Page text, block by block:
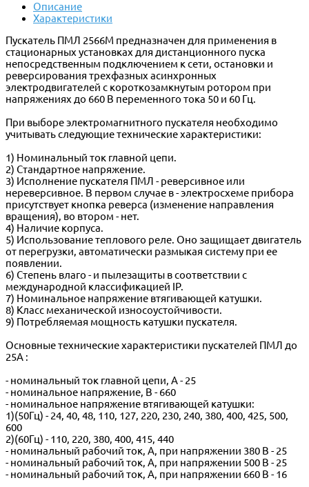
Описание
Характеристики
Пускатель ПМЛ 2566М предназначен для применения в
стационарных установках для дистанционного пуска
непосредственным подключением к сети, остановки и
реверсирования трехфазных асинхронных
электродвигателей с короткозамкнутым ротором при
напряжениях до 660 В переменного тока 50 и 60 Гц.
При выборе электромагнитного пускателя необходимо
учитывать следующие технические характеристики:
1) Номинальный ток главной цепи.
2) Стандартное напряжение.
3) Исполнение пускателя ПМЛ - реверсивное или
нереверсивное. В первом случае в - электросхеме прибора
присутствует кнопка реверса (изменение направления
вращения), во втором - нет.
4) Наличие корпуса.
5) Использование теплового реле. Оно защищает двигатель
от перегрузки, автоматически размыкая систему при ее
появлении.
6) Степень влаго - и пылезащиты в соответствии с
международной классификацией IP.
7) Номинальное напряжение втягивающей катушки.
8) Класс механической износоустойчивости.
9) Потребляемая мощность катушки пускателя.
Основные технические характеристики пускателей ПМЛ до
25А :
- номинальный ток главной цепи, А - 25
- номинальное напряжение, В - 660
- номинальное напряжение втягивающей катушки:
1)(50Гц) - 24, 40, 48, 110, 127, 220, 230, 240, 380, 400, 425, 500,
600
2)(60Гц) - 110, 220, 380, 400, 415, 440
- номинальный рабочий ток, А, при напряжении 380 В - 25
- номинальный рабочий ток, А, при напряжении 500 В - 25
- номинальный рабочий ток, А, при напряжении 660 В - 16